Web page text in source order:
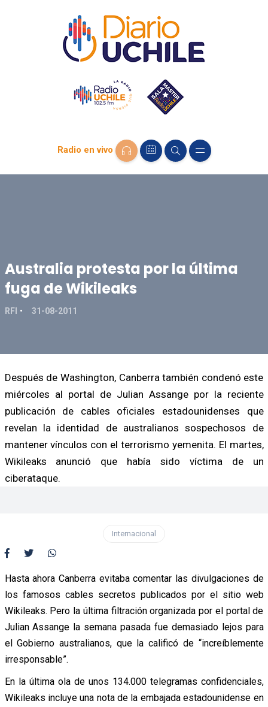
Radio en vivo
Australia protesta por la última
fuga de Wikileaks
RFI 31-08-2011
Después de Washington, Canberra también condenó este
miércoles al portal de Julian Assange por la reciente
publicación de cables oficiales estadounidenses que
revelan la identidad de australianos sospechosos de
mantener vínculos con el terrorismo yemenita. El martes,
Wikileaks anunció que había sido víctima de un
ciberataque.
Internacional
Hasta ahora Canberra evitaba comentar las divulgaciones de
los famosos cables secretos publicados por el sitio web
Wikileaks. Pero la última filtración organizada por el portal de
Julian Assange la semana pasada fue demasiado lejos para
el Gobierno australianos, que la calificó de “increíblemente
irresponsable”.
En la última ola de unos 134.000 telegramas confidenciales,
Wikileaks incluye una nota de la embajada estadounidense en